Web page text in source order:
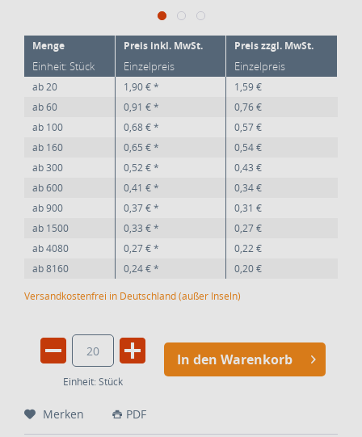
Menge Preis inkl. MwSt. Preis zzgl. MwSt.
Einheit: Stück Einzelpreis Einzelpreis
ab20 1,90 € *
1,59 €
ab60 0,91 € *
0,76 €
ab 100 0,68 € *
0,57 €
ab 160 0,65 € *
0,54 €
ab300 0,52 € *
0,43 €
ab600 0,41 € *
0,34 €
ab900 0,37 € *
0,31 €
ab 1500 0,33 € *
0,27 €
ab4080 0,27 € *
0,22 €
ab8160 0,24 € *
0,20 €
Versandkostenfrei in Deutschland (außer Inseln)
Einheit: Stück
In den Warenkorb
Merken PDF